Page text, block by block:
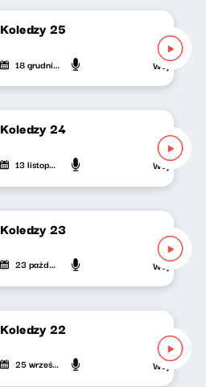
Koledzy 25
18 grudnia 2025 Wojciech
Koledzy 24
13 listopada 2025 Wojciech
Koledzy 23
23 października 2025 Wojciech
Koledzy 22
25 września 2025 Wojciech